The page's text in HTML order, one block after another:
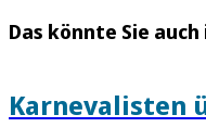
Das könnte Sie
Karnevalisten